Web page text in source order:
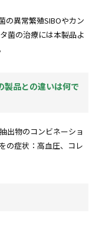
の異常繁殖SIBOやカン
菌の治療には本製品よ
製品との違いは何で
出物のコンビネーショ
の症状： 高血圧、コレ